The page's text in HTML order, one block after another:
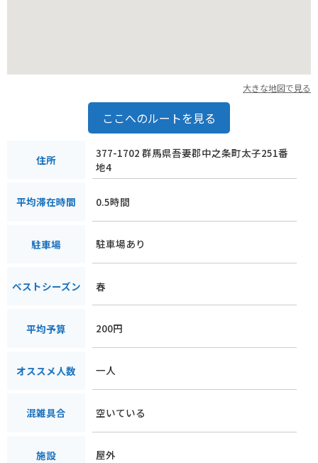
大きな地図で見る
ここへのルートを見る
住所
377-1702 群馬県吾妻郡中之条町太子251番
地4
平均滞在時間 0.5時間
駐車場 駐車場あり
ベストシーズン 春
平均予算 200円
オススメ人数 一人
混雑具合 空いている
施設 屋外